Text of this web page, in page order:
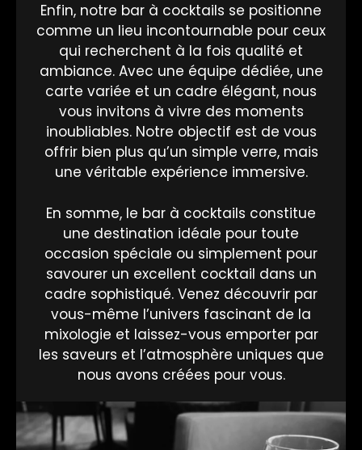
Enfin, notre bar à cocktails se positionne
comme un lieu incontournable pour ceux
qui recherchent à la fois qualité et
ambiance. Avec une équipe dédiée, une
carte variée et un cadre élégant, nous
vous invitons à vivre des moments
inoubliables. Notre objectif est de vous
offrir bien plus qu’un simple verre, mais
une véritable expérience immersive.
En somme, le bar à cocktails constitue
une destination idéale pour toute
occasion spéciale ou simplement pour
savourer un excellent cocktail dans un
cadre sophistiqué. Venez découvrir par
vous-même l’univers fascinant de la
mixologie et laissez-vous emporter par
les saveurs et l’atmosphère uniques que
nous avons créées pour vous.